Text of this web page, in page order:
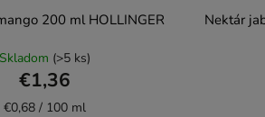
200 ml HOLLINGER
Skladom (>5 ks)
€1,36
€0,68 / 100 ml
Nektár